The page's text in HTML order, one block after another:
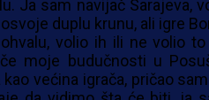
Ja sam navijač Sarajeva,
duplu krunu, ali igre
volio ih ili ne volio
moje budučnosti u
većina igrača, pričao